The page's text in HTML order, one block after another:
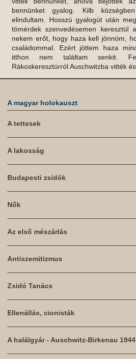
A magyar holokauszt
A tettesek
A lakosság
Budapesti zsidók
Nők
Az első mészárlás
Antiszemitizmus
Zsidó Tanács
Ellenállás, cionisták
A halálgyár - Auschwitz-Birkenau 1944